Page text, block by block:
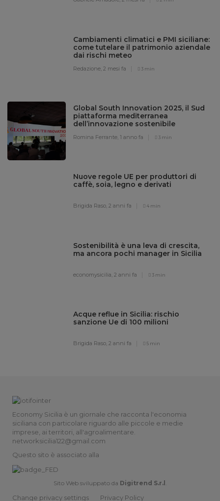
Cambiamenti climatici e PMI siciliane:
come tutelare il patrimonio aziendale
dai rischi meteo
Redazione,2 mesi fa 3 min
Global South Innovation 2025, il Sud
piattaforma mediterranea
dell’innovazione sostenibile
Romina Ferrante,1 anno fa 3 min
Nuove regole UE per produttori di
caffè, soia, legno e derivati
Brigida Raso,2 anni fa 4 min
Sostenibilità è una leva di crescita,
ma ancora pochi manager in Sicilia
economysicilia,2 anni fa 3 min
Acque reflue in Sicilia: rischio
sanzione Ue di 100 milioni
Brigida Raso,2 anni fa 5 min
Economy Sicilia è un giornale che racconta l'economia
siciliana con particolare riguardo alle piccole e medie
imprese, ai territori, all'agroalimentare.
networksicilia122@gmail.com
Questo sito è associato alla
Sito Web sviluppato da Digitrend S.r.l
Change privacy settings Privacy Policy